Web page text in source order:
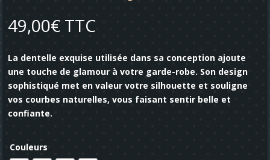
49,00€ TTC
La dentelle exquise utilisée dans sa conception ajoute
une touche de glamour à votre garde-robe. Son design
sophistiqué met en valeur votre silhouette et souligne
vos courbes naturelles, vous faisant sentir belle et
confiante.
Couleurs